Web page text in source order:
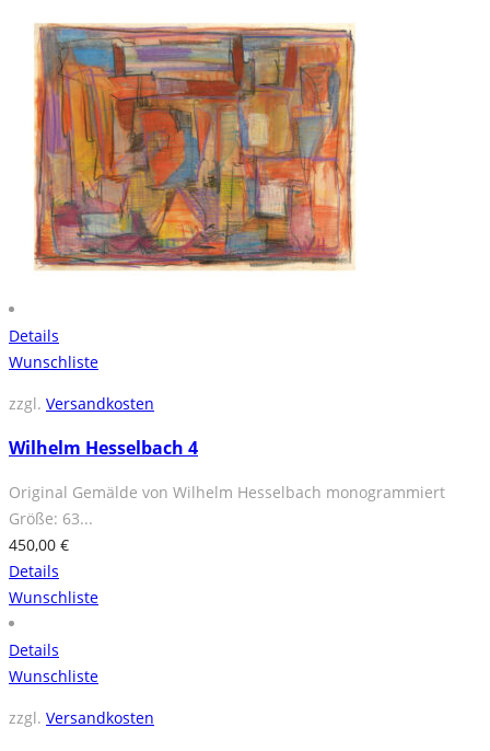
Details
Wunschliste
zzgl. Versandkosten
Wilhelm Hesselbach 4
Original Gemälde von Wilhelm Hesselbach monogrammiert
Größe: 63...
450,00 €
Details
Wunschliste
Details
Wunschliste
zzgl. Versandkosten